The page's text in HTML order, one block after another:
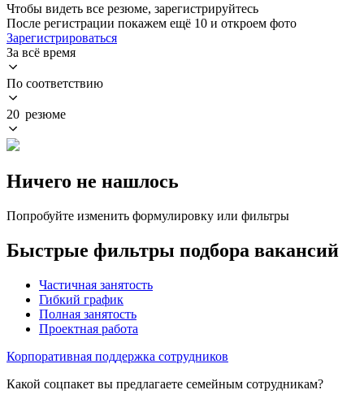
Чтобы видеть все резюме, зарегистрируйтесь
После регистрации покажем ещё 10 и откроем фото
Зарегистрироваться
За всё время
По соответствию
20 резюме
Ничего не нашлось
Попробуйте изменить формулировку или фильтры
Быстрые фильтры подбора вакансий
Частичная занятость
Гибкий график
Полная занятость
Проектная работа
Корпоративная поддержка сотрудников
Какой соцпакет вы предлагаете семейным сотрудникам?